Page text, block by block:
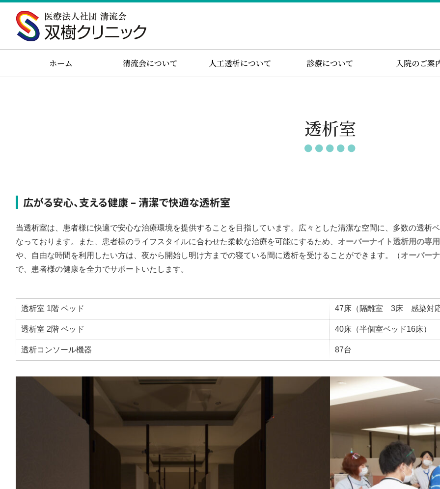
ホーム 清流会について 人工透析について 診療について 入院のご案
透析室
広がる安心、支える健康 – 清潔で快適な透析室
当透析室は、患者様に快適で安心な治療環境を提供することを目指しています。広々とした清潔な空間に、多数の透析
なっております。また、患者様のライフスタイルに合わせた柔軟な治療を可能にするため、 オーバーナイト透析用の専
や、自由な時間を利用したい方は、夜から開始し明け方までの寝ている間に透析を受けることができます。（オーバー
で、患者様の健康を全力でサポートいたします。
透析室 1階 ベッド 47床（隔離室 3床 感染対
透析室 2階 ベッド 40床（半個室ベッド16床）
透析コンソール機器 87台